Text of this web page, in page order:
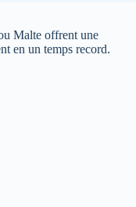
Malte offrent une
en un temps record.